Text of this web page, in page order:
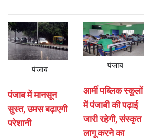
पंजाब
पंजाब में मानसून
सुस्त, उमस बढ़ाएगी
परेशानी
पंजाब
आर्मी पब्लिक स्कूलों
में पंजाबी की पढ़ाई
जारी रहेगी, संस्कृत
लागू करने का